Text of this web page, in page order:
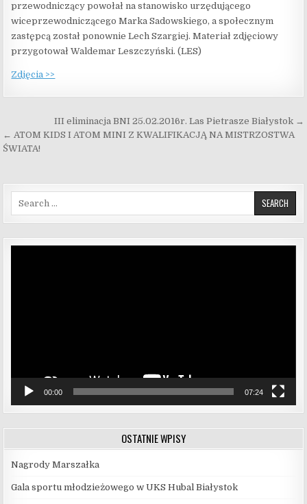
przewodniczący powołał na stanowisko urzędującego
wiceprzewodniczącego Marka Sadowskiego, a społecznym
zastępcą został ponownie Lech Szargiej. Materiał zdjęciowy
przygotował Waldemar Leszczyński. (LES)
Zdjęcia >>
Nawigacja wpisu
III eliminacja BNI 25.02.2016r. Las Pietrasze Białystok →
← ATOM KIDS I ATOM MINI Z KWALIFIKACJĄ NA MISTRZOSTWA
ŚWIATA!
Search for:
00:00 07:24
OSTATNIE WPISY
Nagrody Marszałka
Gala sportu młodzieżowego w UKS Hubal Białystok